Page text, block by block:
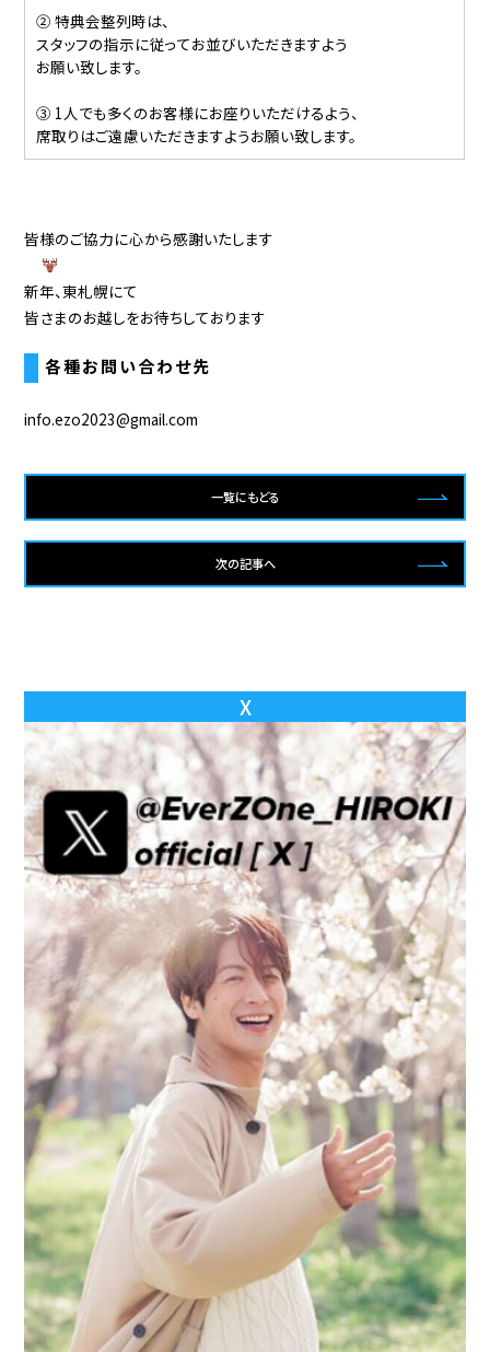
② 特典会整列時は、
スタッフの指示に従ってお並びいただきますよう
お願い致します。
③ 1人でも多くのお客様にお座りいただけるよう、
席取りはご遠慮いただきますようお願い致します。
皆様のご協力に心から感謝いたします
新年、東札幌にて
皆さまのお越しをお待ちしております
各種お問い合わせ先
info.ezo2023@gmail.com
一覧にもどる
次の記事へ
X